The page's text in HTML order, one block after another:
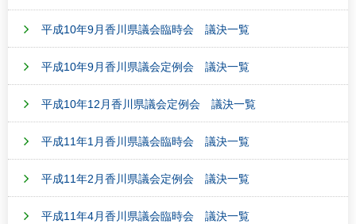
平成10年9月香川県議会臨時会 議決一覧
平成10年9月香川県議会定例会 議決一覧
平成10年12月香川県議会定例会 議決一覧
平成11年1月香川県議会臨時会 議決一覧
平成11年2月香川県議会定例会 議決一覧
平成11年4月香川県議会臨時会 議決一覧